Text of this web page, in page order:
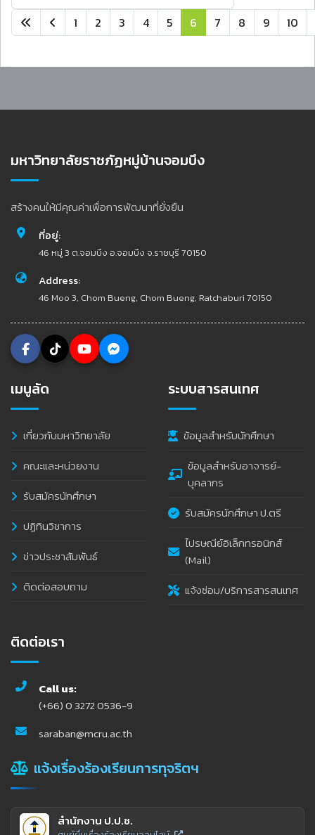
หน้า 6 จาก 28
1 2 3 4 5 6 7 8 9 10
มหาวิทยาลัยราชภัฏหมู่บ้านจอมบึง
สร้างคนให้มีคุณค่าเพื่อการพัฒนาที่ยั่งยืน
ที่อยู่:
46 หมู่ 3 ต.จอมบึง อ.จอมบึง จ.ราชบุรี 70150
Address:
46 Moo 3, Chom Bueng, Chom Bueng, Ratchaburi 70150
เมนูลัด
เกี่ยวกับมหาวิทยาลัย
คณะและหน่วยงาน
รับสมัครนักศึกษา
ปฏิทินวิชาการ
ข่าวประชาสัมพันธ์
ติดต่อสอบถาม
ระบบสารสนเทศ
ข้อมูลสำหรับนักศึกษา
ข้อมูลสำหรับอาจารย์-
บุคลากร
รับสมัครนักศึกษา ป.ตรี
ไปรษณีย์อิเล็กทรอนิกส์
(Mail)
แจ้งซ่อม/บริการสารสนเทศ
ติดต่อเรา
Call us:
(+66) 0 3272 0536-9
saraban@mcru.ac.th
แจ้งเรื่องร้องเรียนการทุจริตฯ
สำนักงาน ป.ป.ช.